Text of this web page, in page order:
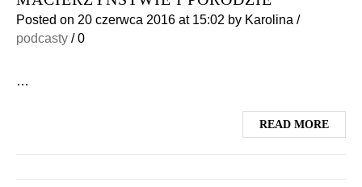
Posted on 20 czerwca 2016 at 15:02 by Karolina /
podcasty /0
…
READ MORE